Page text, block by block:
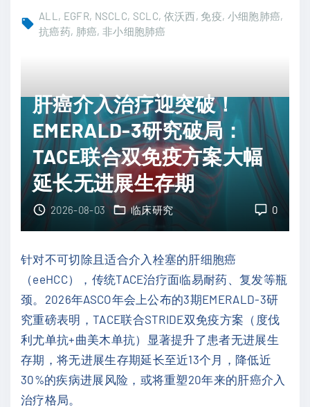
A
C
1
3
个
月
无
进
展
生
存
期
沃
联
合
化
疗
突
破
2
个
月
生
存
期
！
ALL EGFR NSCLC SCLC 依沃西 免疫 小细胞肺癌
抗癌药 肺癌 非小细胞肺癌
肝癌介入治疗迎突破！
EMERALD-3研究破局：
TACE联合双免疫方案大幅
延长无进展生存期
0
2026-08-03 临床研究
针对不可切除且适合介入栓塞的肝细胞癌
（eeHCC），传统TACE治疗面临易耐药、复发等瓶
颈。2026年ASCO年会上公布的3期EMERALD-3研
究重磅表明，TACE联合STRIDE双免疫方案（度伐
利尤单抗+曲美木单抗）显著提升了患者无进展生
存期，将无进展生存期延长至近13个月，降低近
30%的疾病进展风险，或将重塑20年来的肝癌介入
治疗格局。